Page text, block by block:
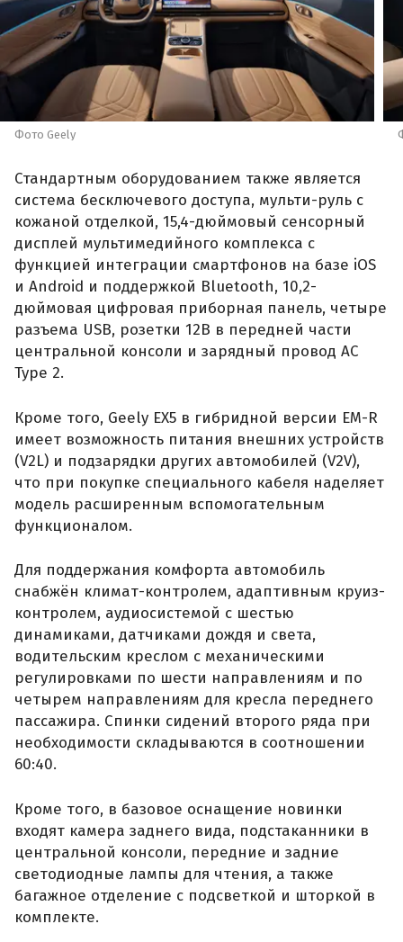
Фото Geely
Стандартным оборудованием также является
система бесключевого доступа, мульти-руль с
кожаной отделкой, 15,4-дюймовый сенсорный
дисплей мультимедийного комплекса с
функцией интеграции смартфонов на базе iOS
и Android и поддержкой Bluetooth, 10,2-
дюймовая цифровая приборная панель, четыре
разъема USB, розетки 12В в передней части
центральной консоли и зарядный провод AC
Type 2.
Кроме того, Geely EX5 в гибридной версии EM-R
имеет возможность питания внешних устройств
(V2L) и подзарядки других автомобилей (V2V),
что при покупке специального кабеля наделяет
модель расширенным вспомогательным
функционалом.
Для поддержания комфорта автомобиль
снабжён климат-контролем, адаптивным круиз-
контролем, аудиосистемой с шестью
динамиками, датчиками дождя и света,
водительским креслом с механическими
регулировками по шести направлениям и по
четырем направлениям для кресла переднего
пассажира. Спинки сидений второго ряда при
необходимости складываются в соотношении
60:40.
Кроме того, в базовое оснащение новинки
входят камера заднего вида, подстаканники в
центральной консоли, передние и задние
светодиодные лампы для чтения, а также
багажное отделение с подсветкой и шторкой в
комплекте.